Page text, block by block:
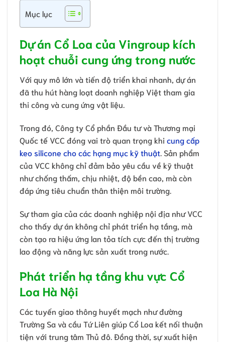
Mục lục
Dự án Cổ Loa của Vingroup kích
hoạt chuỗi cung ứng trong nước
Với quy mô lớn và tiến độ triển khai nhanh, dự án
đã thu hút hàng loạt doanh nghiệp Việt tham gia
thi công và cung ứng vật liệu.
Trong đó, Công ty Cổ phần Đầu tư và Thương mại
Quốc tế VCC đóng vai trò quan trọng khi cung cấp
keo silicone cho các hạng mục kỹ thuật . Sản phẩm
của VCC không chỉ đảm bảo yêu cầu về kỹ thuật
như chống thấm, chịu nhiệt, độ bền cao, mà còn
đáp ứng tiêu chuẩn thân thiện môi trường.
Sự tham gia của các doanh nghiệp nội địa như VCC
cho thấy dự án không chỉ phát triển hạ tầng, mà
còn tạo ra hiệu ứng lan tỏa tích cực đến thị trường
lao động và năng lực sản xuất trong nước.
Phát triển hạ tầng khu vực Cổ
Loa Hà Nội
Các tuyến giao thông huyết mạch như đường
Trường Sa và cầu Tứ Liên giúp Cổ Loa kết nối thuận
tiện với trung tâm Thủ đô. Đồng thời, sự xuất hiện